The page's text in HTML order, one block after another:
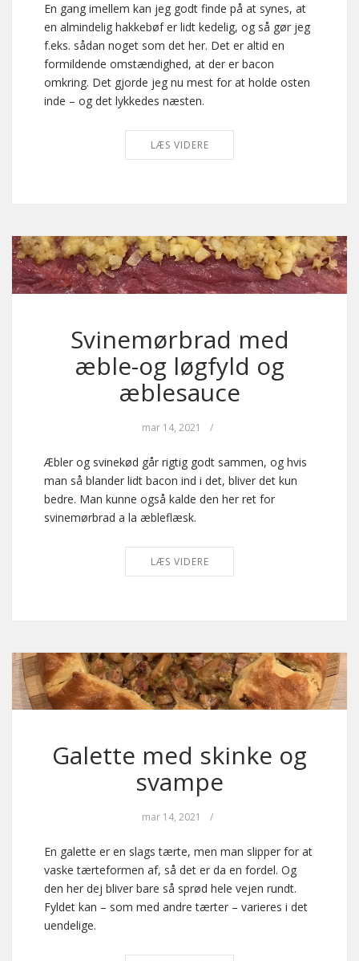
En gang imellem kan jeg godt finde på at synes, at
en almindelig hakkebøf er lidt kedelig, og så gør jeg
f.eks. sådan noget som det her. Det er altid en
formildende omstændighed, at der er bacon
omkring. Det gjorde jeg nu mest for at holde osten
inde – og det lykkedes næsten.
LÆS VIDERE
Svinemørbrad med
æble-og løgfyld og
æblesauce
mar 14, 2021 /
Æbler og svinekød går rigtig godt sammen, og hvis
man så blander lidt bacon ind i det, bliver det kun
bedre. Man kunne også kalde den her ret for
svinemørbrad a la æbleflæsk.
LÆS VIDERE
Galette med skinke og
svampe
mar 14, 2021 /
En galette er en slags tærte, men man slipper for at
vaske tærteformen af, så det er da en fordel. Og
den her dej bliver bare så sprød hele vejen rundt.
Fyldet kan – som med andre tærter – varieres i det
uendelige.